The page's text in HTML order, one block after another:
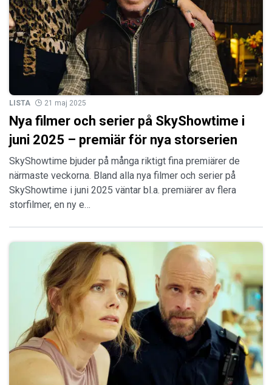
LISTA 21 maj 2025
Nya filmer och serier på SkyShowtime i
juni 2025 – premiär för nya storserien
SkyShowtime bjuder på många riktigt fina premiärer de
närmaste veckorna. Bland alla nya filmer och serier på
SkyShowtime i juni 2025 väntar bl.a. premiärer av flera
storfilmer, en ny e…